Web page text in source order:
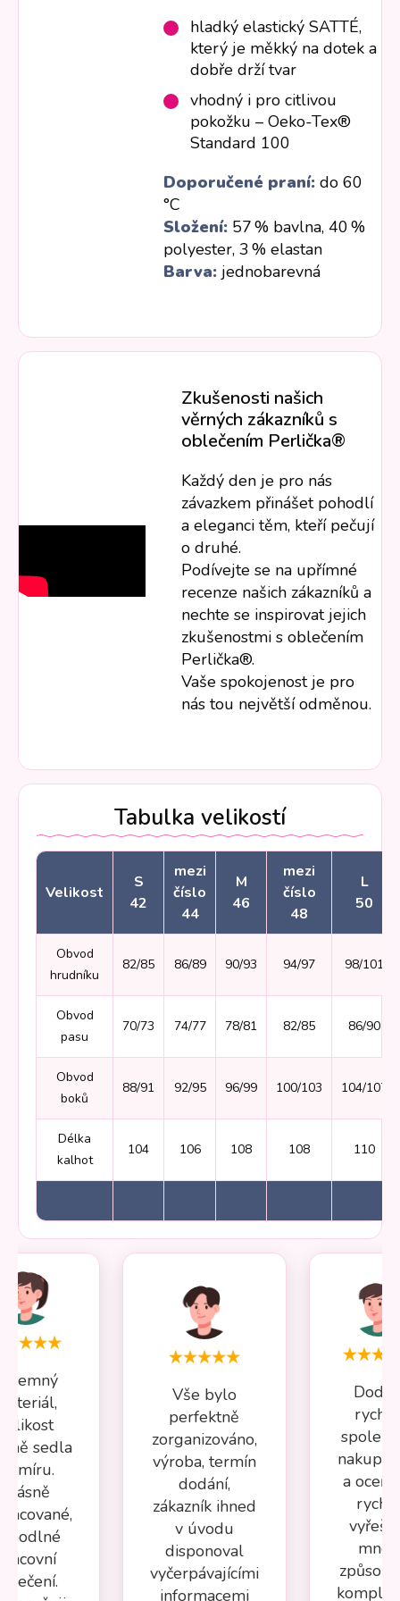
hladký elastický SATTÉ,
který je měkký na dotek a
dobře drží tvar
vhodný i pro citlivou
pokožku – Oeko-Tex®
Standard 100
Doporučené praní: do 60
°C
Složení: 57 % bavlna, 40 %
polyester, 3 % elastan
Barva: jednobarevná
Zkušenosti našich
věrných zákazníků s
oblečením Perlička®
Každý den je pro nás
závazkem přinášet pohodlí
a eleganci těm, kteří pečují
o druhé.
Podívejte se na upřímné
recenze našich zákazníků a
nechte se inspirovat jejich
zkušenostmi s oblečením
Perlička®.
Vaše spokojenost je pro
nás tou největší odměnou.
Tabulka velikostí
Velikost
S
42
mezi
číslo
44
M
46
mezi
číslo
48
L
50
Obvod
hrudníku
82/85 86/89 90/93 94/97 98/101
Obvod
pasu
70/73 74/77 78/81 82/85 86/90
Obvod
boků
88/91 92/95 96/99 100/103 104/107
Délka
kalhot
104 106 108 108 110
sedla
míru.
Krásně
Vše bylo
perfektně
zorganizováno,
výroba, termín
dodání,
zákazník ihned
v úvodu
disponoval
vyčerpávajícími
informacemi
a
mnou